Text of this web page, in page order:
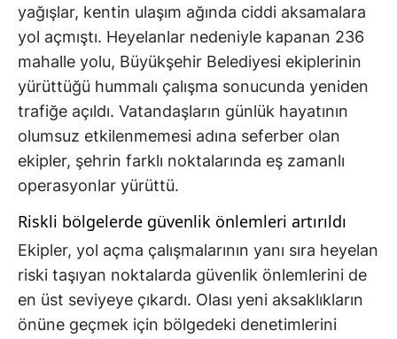
yağışlar, kentin ulaşım ağında ciddi aksamalara
yol açmıştı. Heyelanlar nedeniyle kapanan 236
mahalle yolu, Büyükşehir Belediyesi ekiplerinin
yürüttüğü hummalı çalışma sonucunda yeniden
trafiğe açıldı. Vatandaşların günlük hayatının
olumsuz etkilenmemesi adına seferber olan
ekipler, şehrin farklı noktalarında eş zamanlı
operasyonlar yürüttü.
Riskli bölgelerde güvenlik önlemleri artırıldı
Ekipler, yol açma çalışmalarının yanı sıra heyelan
riski taşıyan noktalarda güvenlik önlemlerini de
en üst seviyeye çıkardı. Olası yeni aksaklıkların
önüne geçmek için bölgedeki denetimlerini